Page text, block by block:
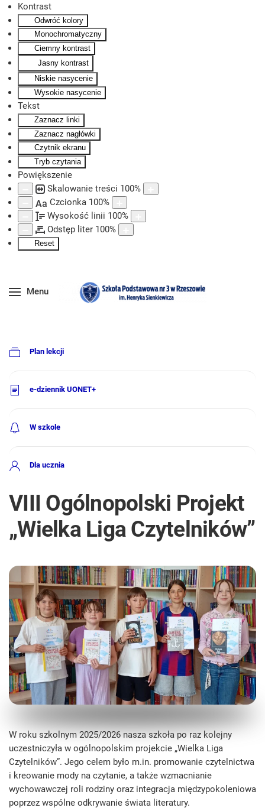
Kontrast
Odwróć kolory
Monochromatyczny
Ciemny kontrast
Jasny kontrast
Niskie nasycenie
Wysokie nasycenie
Tekst
Zaznacz linki
Zaznacz nagłówki
Czytnik ekranu
Tryb czytania
Powiększenie
Skalowanie treści 100%
Aa Czcionka 100%
Wysokość linii 100%
Odstęp liter 100%
Reset
Skip to main content
Menu
Plan lekcji
e-dziennik UONET+
W szkole
Dla ucznia
VIII Ogólnopolski Projekt
„Wielka Liga Czytelników”
W roku szkolnym 2025/2026 nasza szkoła po raz kolejny
uczestniczyła w ogólnopolskim projekcie „Wielka Liga
Czytelników”. Jego celem było m.in. promowanie czytelnictwa
i kreowanie mody na czytanie, a także wzmacnianie
wychowawczej roli rodziny oraz integracja międzypokoleniowa
poprzez wspólne odkrywanie świata literatury.